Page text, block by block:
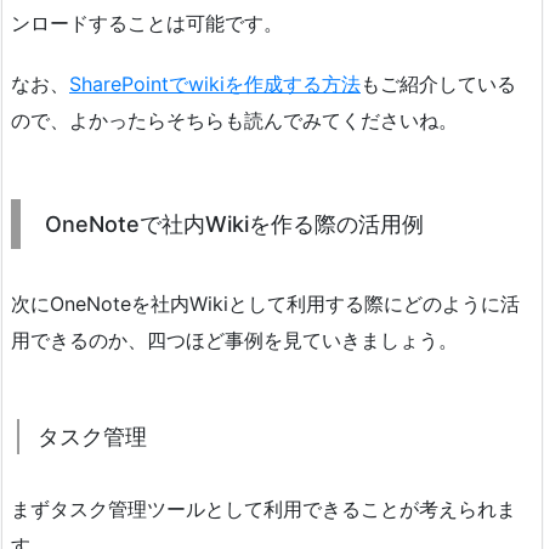
ンロードすることは可能です。
なお、 SharePointでwikiを作成する方法もご紹介している
ので、よかったらそちらも読んでみてくださいね。
OneNoteで社内Wikiを作る際の活用例
次にOneNoteを社内Wikiとして利用する際にどのように活
用できるのか、四つほど事例を見ていきましょう。
タスク管理
まずタスク管理ツールとして利用できることが考えられま